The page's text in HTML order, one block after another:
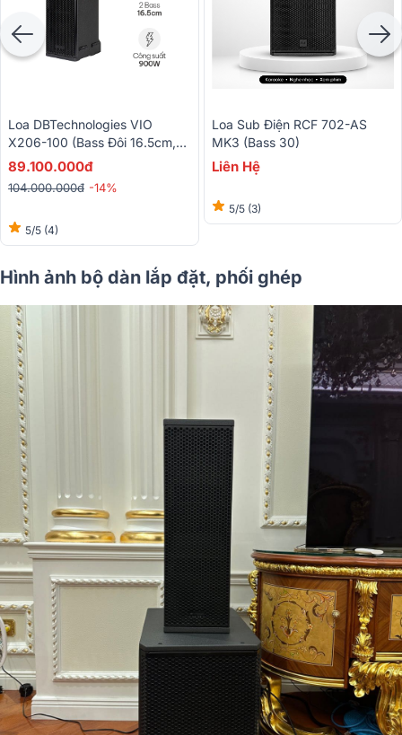
Loa DBTechnologies VIO
X206-100 (Bass Đôi 16.5cm,
Active, Made In Italy, 100x15°,
89.100.000đ
104.000.000đ -14%
5/5 (4)
Loa Sub Điện RCF 702-AS
MK3 (Bass 30)
Liên Hệ
5/5 (3)
Hình ảnh bộ dàn lắp đặt, phối ghép